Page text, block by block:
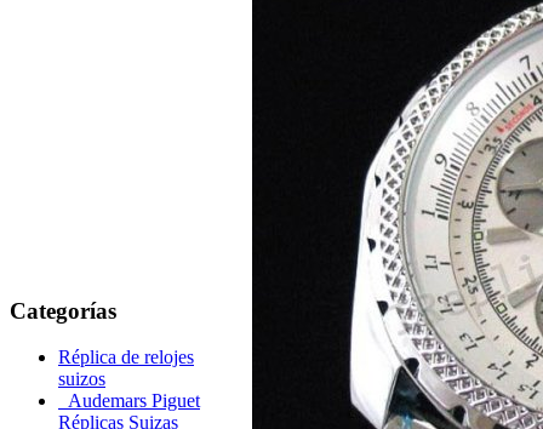
Categorías
Réplica de relojes
suizos
Audemars Piguet
Réplicas Suizas